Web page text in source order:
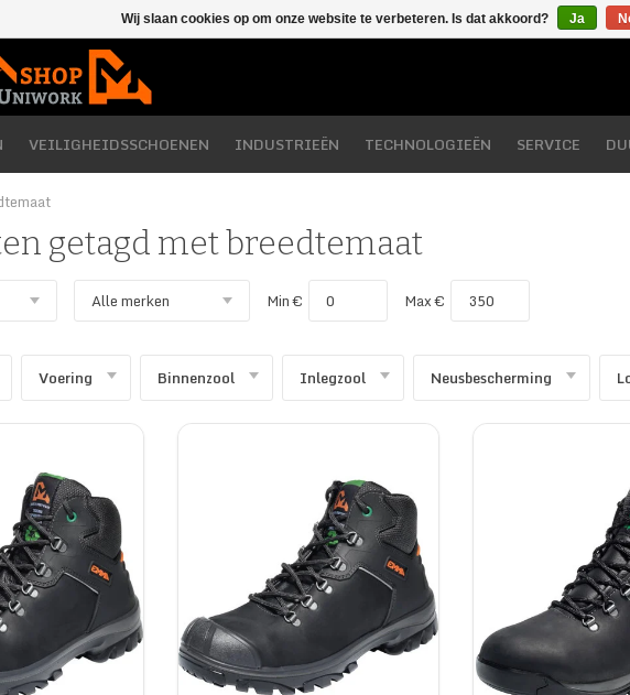
VEILIGHEIDSSCHOENEN INDUSTRIEËN TECHNOLOGIEËN SERVICE
getagd met breedtemaat
Min € Max €
Voering Binnenzool Inlegzool Neusbescherming
Wij slaan cookies op om onze website te verbeteren. Is dat akkoord? Ja